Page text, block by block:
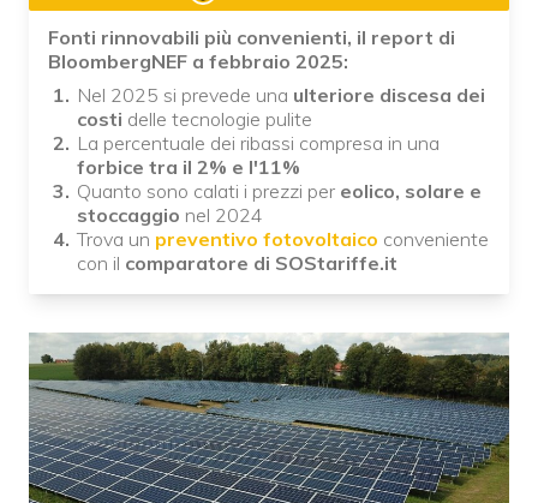
Fonti rinnovabili più convenienti, il report di
BloombergNEF a febbraio 2025:
Nel 2025 si prevede una ulteriore discesa dei
costi delle tecnologie pulite
La percentuale dei ribassi compresa in una
forbice tra il 2% e l'11%
Quanto sono calati i prezzi per eolico, solare e
stoccaggio nel 2024
Trova un preventivo fotovoltaico conveniente
con il comparatore di SOStariffe.it